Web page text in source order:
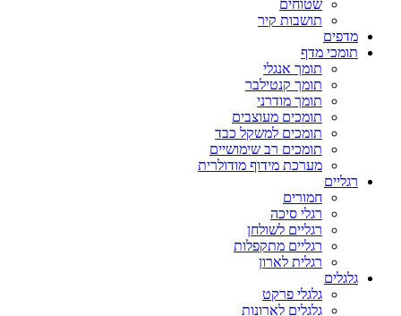
שטוחים
תושבות קיר
מדפים
תומכי מדף
תומך אנגלי
תומך קנטילבר
תומך מודרני
תומכים מעוצבים
תומכים למשקל כבד
תומכים רב שימושיים
מערכת מידוף מודולרית
רגליים
חמורים
רגלי סיכה
רגליים לשולחן
רגליים מתקפלות
רגלית לארון
גלגלים
גלגלי פרקט
גלגלים לארונות